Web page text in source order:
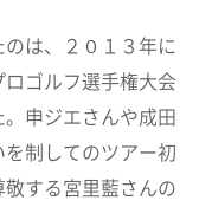
は、２０１３年に
ゴルフ選手権大会
申ジエさんや成田
制してのツアー初
する宮里藍さんの